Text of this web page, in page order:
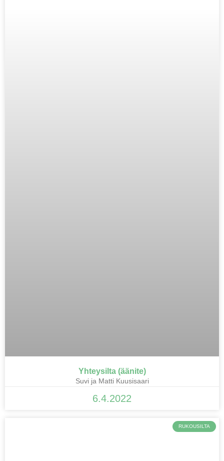
Yhteysilta (äänite)
Suvi ja Matti Kuusisaari
6.4.2022
RUKOUSILTA